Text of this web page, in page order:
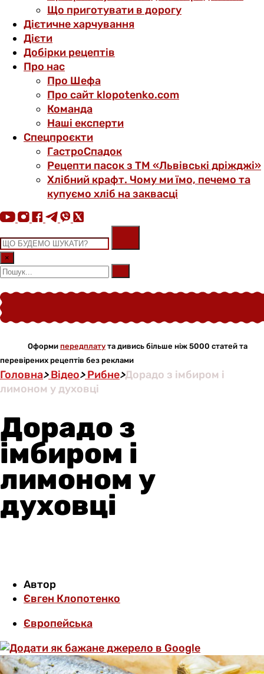
Що приготувати в дорогу
Дієтичне харчування
Дієти
Добірки рецептів
Про нас
Про Шефа
Про сайт klopotenko.com
Команда
Наші експерти
Спецпроєкти
ГастроСпадок
Рецепти пасок з ТМ «Львівські дріжджі»
Хлібний крафт. Чому ми їмо, печемо та
купуємо хліб на заквасці
×
Оформи передплату та дивись більше ніж 5000 статей та
перевірених рецептів без реклами
Головна>Відео>Рибне>Дорадо з імбиром і
лимоном у духовці
Дорадо з
імбиром і
лимоном у
духовці
Автор
Євген Клопотенко
Європейська